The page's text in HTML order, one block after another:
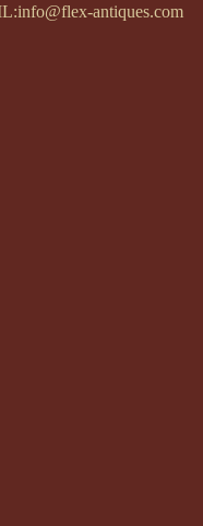
antiques.com